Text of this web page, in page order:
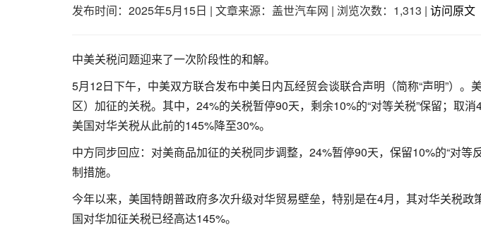
发布时间：2025年5月15日 | 文章来源：盖世汽车网 | 浏览次数：1,313 | 访问原文
中美关税问题迎来了一次阶段性的和解。
5月12日下午，中美双方联合发布中美日内瓦经贸会谈联合声明（简称“声明”）。
区）加征的关税。其中，24%的关税暂停90天，剩余10%的“对等关税”保留；取
美国对华关税从此前的145%降至30%。
中方同步回应：对美商品加征的关税同步调整，24%暂停90天，保留10%的“对等
制措施。
今年以来，美国特朗普政府多次升级对华贸易壁垒，特别是在4月，其对华关税政
国对华加征关税已经高达145%。